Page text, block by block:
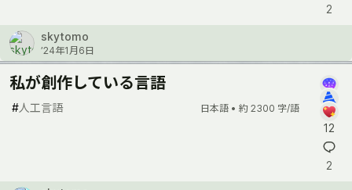
2
skytomo
’24年1月6日
私が創作している言語
#人工言語 日本語 • 約 2300 字/語
12
2